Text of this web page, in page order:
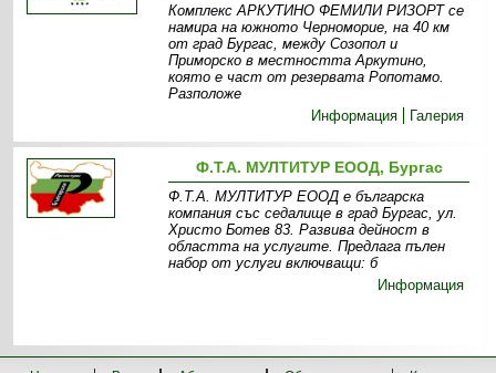
Комплекс АРКУТИНО ФЕМИЛИ РИЗОРТ се
намира на южното Черноморие, на 40 км
от град Бургас, между Созопол и
Приморско в местността Аркутино,
която е част от резервата Ропотамо.
Разположе
Информация
Галерия
Ф.Т.А. МУЛТИТУР ЕООД, Бургас
Ф.Т.А. МУЛТИТУР ЕООД е българска
компания със седалище в град Бургас, ул.
Христо Ботев 83. Развива дейност в
областта на услугите. Предлага пълен
набор от услуги включващи: б
Информация